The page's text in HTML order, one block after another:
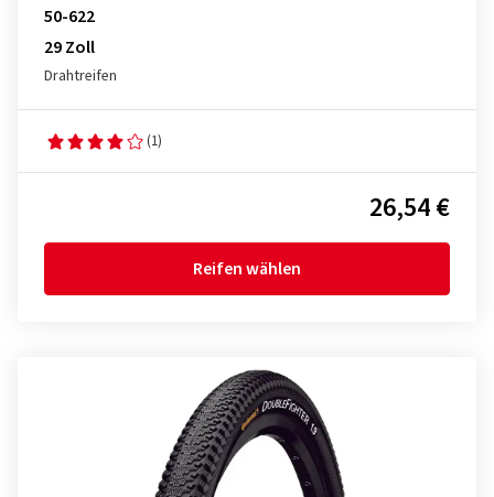
50-622
29 Zoll
Drahtreifen
(1)
26,54 €
Reifen wählen